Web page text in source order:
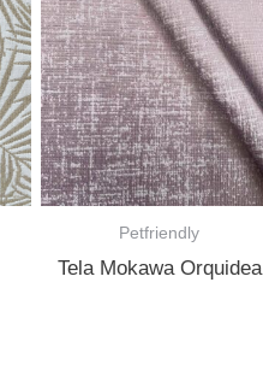
Petfriendly
Tela Mokawa Orquidea